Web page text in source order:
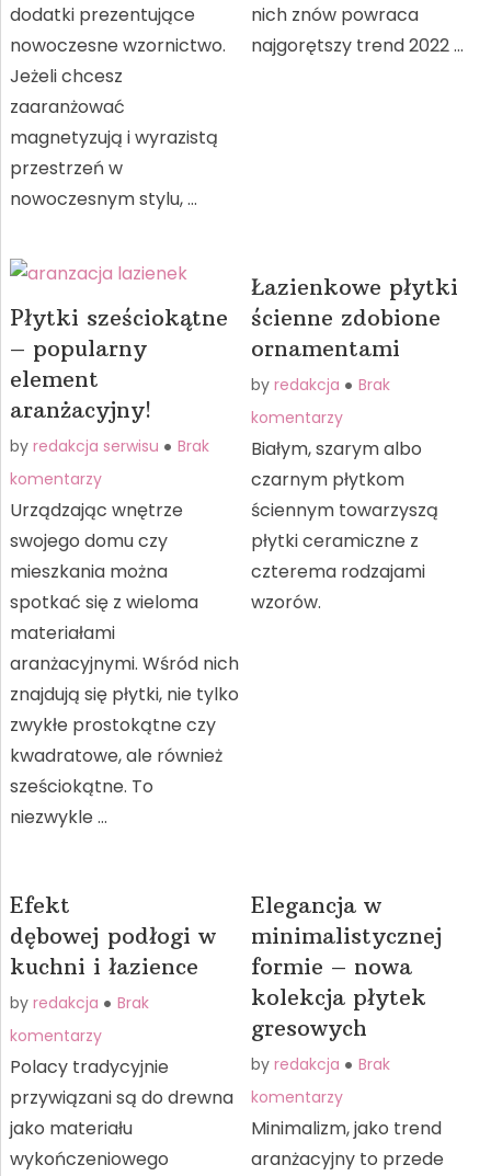
dodatki prezentujące
nowoczesne wzornictwo.
Jeżeli chcesz
zaaranżować
magnetyzują i wyrazistą
przestrzeń w
nowoczesnym stylu, …
nich znów powraca
najgorętszy trend 2022 …
Płytki sześciokątne
– popularny
element
aranżacyjny!
by redakcja serwisu
Brak
komentarzy
Urządzając wnętrze
swojego domu czy
mieszkania można
spotkać się z wieloma
materiałami
aranżacyjnymi. Wśród nich
znajdują się płytki, nie tylko
zwykłe prostokątne czy
kwadratowe, ale również
sześciokątne. To
niezwykle …
Łazienkowe płytki
ścienne zdobione
ornamentami
byredakcja
Brak
komentarzy
Białym, szarym albo
czarnym płytkom
ściennym towarzyszą
płytki ceramiczne z
czterema rodzajami
wzorów.
Efekt
dębowej podłogi w
kuchni i łazience
by redakcja
Brak
komentarzy
Polacy tradycyjnie
przywiązani są do drewna
jako materiału
wykończeniowego
Elegancja w
minimalistycznej
formie – nowa
kolekcja płytek
gresowych
byredakcja
Brak
komentarzy
Minimalizm, jako trend
aranżacyjny to przede